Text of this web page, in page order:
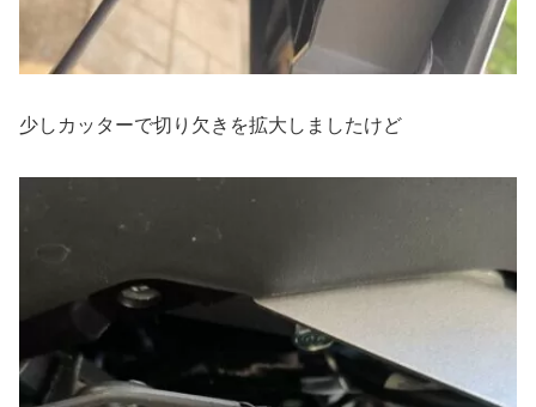
少しカッターで切り欠きを拡大しましたけど